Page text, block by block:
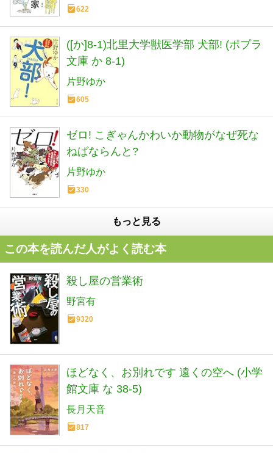
622
([か]8-1)北里大学獣医学部 犬部! (ポプラ
文庫 か 8-1)
片野ゆか
605
ゼロ! こぎゃんかわいか動物がなぜ死な
ねばならんと?
片野ゆか
330
もっと見る
この本を読んだ人がよく読む本
殺し屋の営業術
野宮有
9320
ほどなく、お別れです 遠くの空へ (小学
館文庫 な 38-5)
長月天音
817